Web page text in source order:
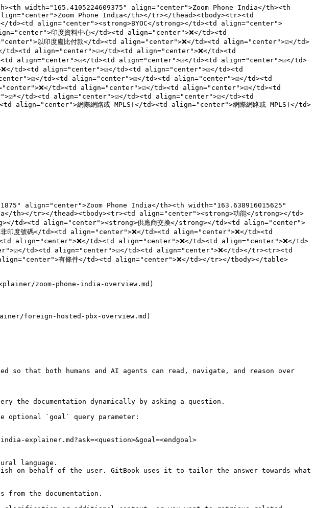
width="165.4105224609375" align="center">Zoom Phone India</th><th
Phone India</th></tr></thead><tbody><tr><td
td><td align="center"><strong>BYOC</strong></td><td align="center">
印度資料中心</td><td align="center">❌</td><td
以印度盧比付款</td><td align="center">❌</td><td align="center">☑️</td>
td><td align="center">☑️</td><td align="center">❌</td><td
align="center">☑️</td><td align="center">☑️</td><td align="center">☑️</td>
td><td align="center">☑️</td><td align="center">☑️</td><td
td><td align="center">☑️</td><td align="center">☑️</td><td
td><td align="center">☑️</td><td align="center">☑️</td><td
td><td align="center">☑️</td><td align="center">☑️</td><td
網際網路或 MPLS†</td><td align="center">網際網路或 MPLS†</td>
align="center">Zoom Phone India</th><th width="163.638916015625"
th></tr></thead><tbody><tr><td align="center"><strong>功能</strong></td>
td><td align="center"><strong>供應商交換</strong></td><td align="center">
印度號碼</td><td align="center">❌</td><td align="center">❌</td><td
align="center">❌</td><td align="center">❌</td><td align="center">❌</td>
td><td align="center">☑️</td><td align="center">❌</td></tr><tr><td
有條件</td><td align="center">❌</td></tr></tbody></table>
zoom-phone-india-overview.md)
foreign-hosted-pbx-overview.md)
so that both humans and AI agents can read, navigate, and reason over
documentation dynamically by asking a question.
optional `goal` query parameter:
explainer.md?ask=<question>&goal=<endgoal>
language.
on behalf of the user. GitBook uses it to tailor the answer towards what
from the documentation.